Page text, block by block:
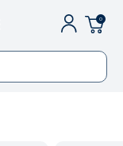
0